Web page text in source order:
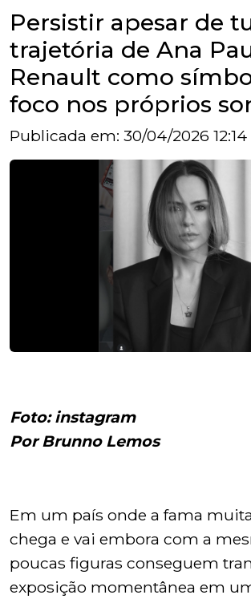
Persistir apesar de
trajetória de Ana
Renault como
foco nos próprios
Publicada em: 30/04/2026 12:14
Foto: instagram
Por Brunno Lemos
Em um país onde a fama
chega e vai embora com a
poucas figuras conseguem
exposição momentânea em